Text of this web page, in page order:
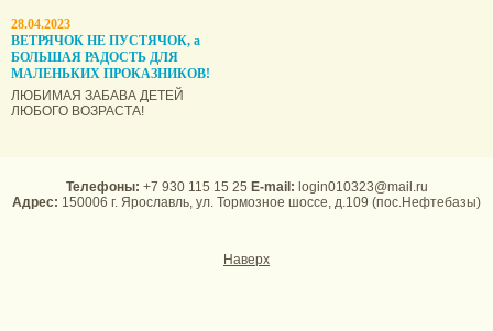
28.04.2023
ВЕТРЯЧОК НЕ ПУСТЯЧОК, а
БОЛЬШАЯ РАДОСТЬ ДЛЯ
МАЛЕНЬКИХ ПРОКАЗНИКОВ!
ЛЮБИМАЯ ЗАБАВА ДЕТЕЙ
ЛЮБОГО ВОЗРАСТА!
Телефоны: +7 930 115 15 25 E-mail: login010323@mail.ru
Адрес: 150006 г. Ярославль, ул. Тормозное шоссе, д.109 (пос.Нефтебазы)
Наверх